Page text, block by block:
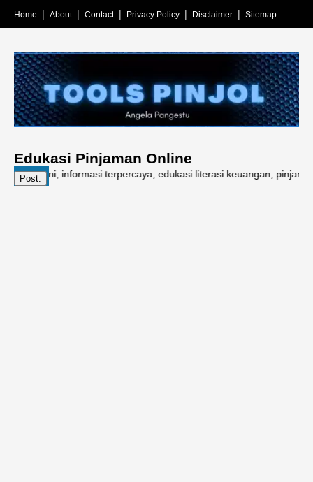
Home About Contact Privacy Policy Disclaimer Sitemap
Edukasi Pinjaman Online
Post:
informasi terpercaya, edukasi literasi keuangan, pinjaman